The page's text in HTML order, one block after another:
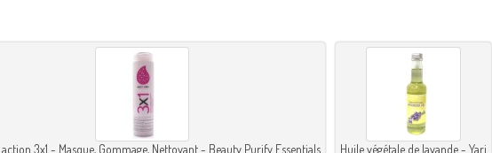
action 3x1 - Masque, Gommage, Nettoyant - Beauty Purify Essentials Huile végétale de lavande - Yari